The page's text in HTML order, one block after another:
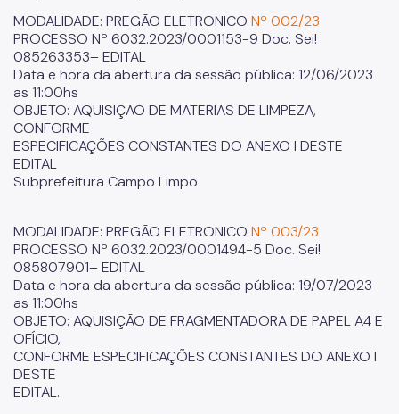
MODALIDADE: PREGÃO ELETRONICO Nº 002/23
PROCESSO Nº 6032.2023/0001153-9 Doc. Sei!
085263353– EDITAL
Data e hora da abertura da sessão pública: 12/06/2023
as 11:00hs
OBJETO: AQUISIÇÃO DE MATERIAS DE LIMPEZA,
CONFORME
ESPECIFICAÇÕES CONSTANTES DO ANEXO I DESTE
EDITAL
Subprefeitura Campo Limpo
MODALIDADE: PREGÃO ELETRONICO Nº 003/23
PROCESSO Nº 6032.2023/0001494-5 Doc. Sei!
085807901– EDITAL
Data e hora da abertura da sessão pública: 19/07/2023
as 11:00hs
OBJETO: AQUISIÇÃO DE FRAGMENTADORA DE PAPEL A4 E
OFÍCIO,
CONFORME ESPECIFICAÇÕES CONSTANTES DO ANEXO I
DESTE
EDITAL.